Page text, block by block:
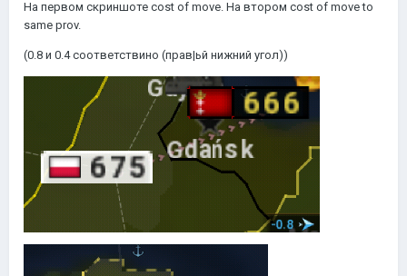
На первом скриншоте cost of move. На втором cost of move to
same prov.
(0.8 и 0.4 соответствино (прав|ьй нижний угол))